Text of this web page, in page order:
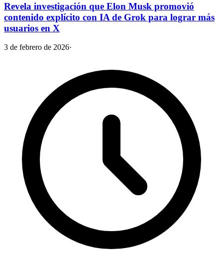
Revela investigación que Elon Musk promovió
contenido explícito con IA de Grok para lograr más
usuarios en X
3 de febrero de 2026·